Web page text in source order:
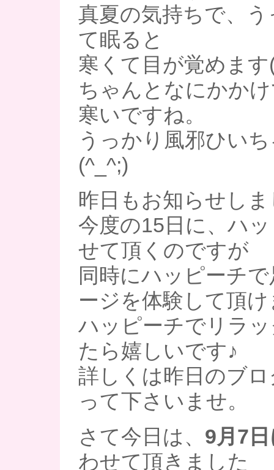
真夏の気持ちで、
て眠ると
寒くて目が覚めます
ちゃんとなにかか
寒いですね。
うっかり風邪ひい
(^_^;)
昨日もお知らせし
今度の15日に、ハ
せて頂くのですが
同時にハッピーチ
ージを体験して頂
ハッピーチでリラ
たら嬉しいです♪
詳しくは昨日のブ
って下さいませ。
さて今日は、 9月7
わせて頂きました